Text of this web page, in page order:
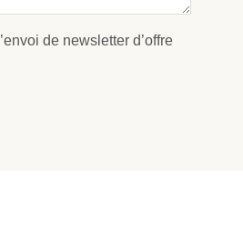
de newsletter d’offre